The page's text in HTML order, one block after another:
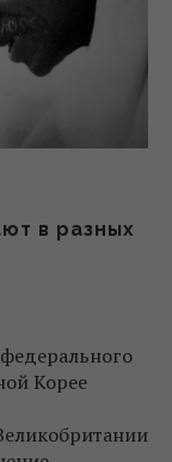
в разных
Корее